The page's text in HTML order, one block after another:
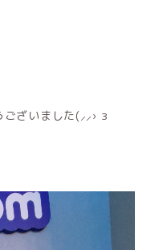
ざいました‪(⸝⸝› з